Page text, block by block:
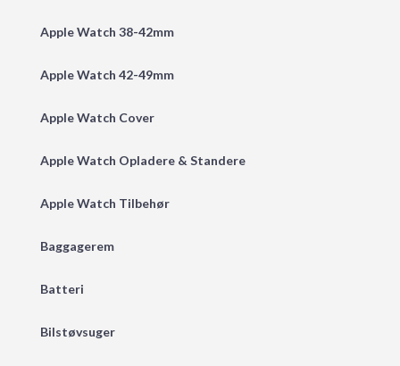
Apple Watch 38-42mm
Apple Watch 42-49mm
Apple Watch Cover
Apple Watch Opladere & Standere
Apple Watch Tilbehør
Baggagerem
Batteri
Bilstøvsuger